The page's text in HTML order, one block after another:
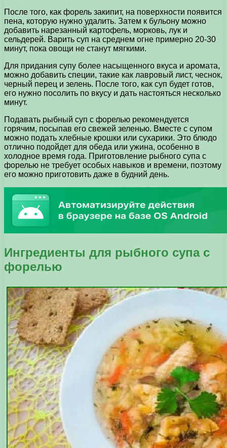
После того, как форель закипит, на поверхности появится
пена, которую нужно удалить. Затем к бульону можно
добавить нарезанный картофель, морковь, лук и
сельдерей. Варить суп на среднем огне примерно 20-30
минут, пока овощи не станут мягкими.
Для придания супу более насыщенного вкуса и аромата,
можно добавить специи, такие как лавровый лист, чеснок,
черный перец и зелень. После того, как суп будет готов,
его нужно посолить по вкусу и дать настояться несколько
минут.
Подавать рыбный суп с форелью рекомендуется
горячим, посыпав его свежей зеленью. Вместе с супом
можно подать хлебные крошки или сухарики. Это блюдо
отлично подойдет для обеда или ужина, особенно в
холодное время года. Приготовление рыбного супа с
форелью не требует особых навыков и времени, поэтому
его можно приготовить даже в будний день.
Ингредиенты для рыбного супа с
форелью